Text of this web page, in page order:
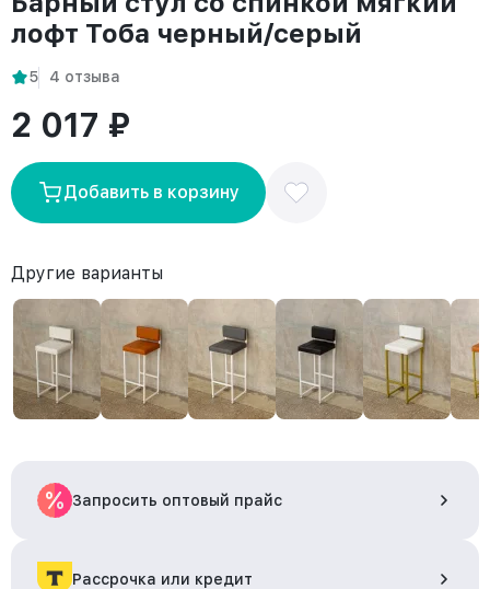
лофт Тоба черный/серый
5 4 отзыва
2 017 ₽
Добавить в корзину
Другие варианты
Запросить оптовый прайс
Рассрочка или кредит